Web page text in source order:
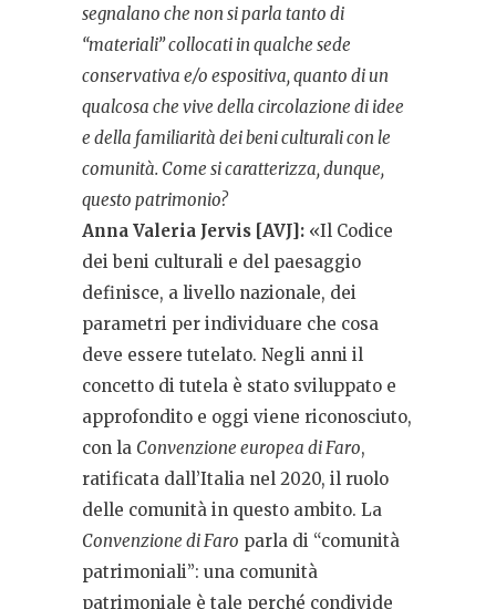
segnalano che non si parla tanto di
“materiali” collocati in qualche sede
conservativa e/o espositiva, quanto di un
qualcosa che vive della circolazione di idee
e della familiarità dei beni culturali con le
comunità. Come si caratterizza, dunque,
questo patrimonio?
Anna Valeria Jervis [AVJ]: «Il Codice
dei beni culturali e del paesaggio
definisce, a livello nazionale, dei
parametri per individuare che cosa
deve essere tutelato. Negli anni il
concetto di tutela è stato sviluppato e
approfondito e oggi viene riconosciuto,
con la Convenzione europea di Faro,
ratificata dall’Italia nel 2020, il ruolo
delle comunità in questo ambito. La
Convenzione di Faro parla di “comunità
patrimoniali”: una comunità
patrimoniale è tale perché condivide